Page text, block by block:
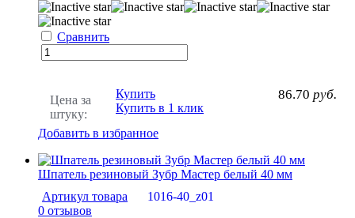
Сравнить
Цена за
штуку:
86.70 руб.
Купить
Купить в 1 клик
Добавить в избранное
Шпатель резиновый Зубр Мастер белый 40 мм
Артикул товара
1016-40_z01
0 отзывов